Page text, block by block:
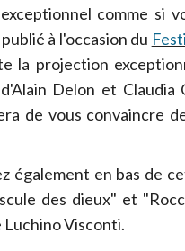
comme si
à l'occasion du
la projection
Delon et Claudia
de vous convaincre
également en bas de
des dieux" et
Visconti.